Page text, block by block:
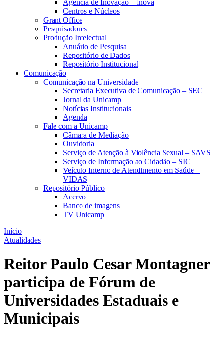
Agência de Inovação – Inova
Centros e Núcleos
Grant Office
Pesquisadores
Produção Intelectual
Anuário de Pesquisa
Repositório de Dados
Repositório Institucional
Comunicação
Comunicação na Universidade
Secretaria Executiva de Comunicação – SEC
Jornal da Unicamp
Notícias Institucionais
Agenda
Fale com a Unicamp
Câmara de Mediação
Ouvidoria
Serviço de Atenção à Violência Sexual – SAVS
Serviço de Informação ao Cidadão – SIC
Veículo Interno de Atendimento em Saúde –
VIDAS
Repositório Público
Acervo
Banco de imagens
TV Unicamp
Início
Atualidades
Reitor Paulo Cesar Montagner
participa de Fórum de
Universidades Estaduais e
Municipais